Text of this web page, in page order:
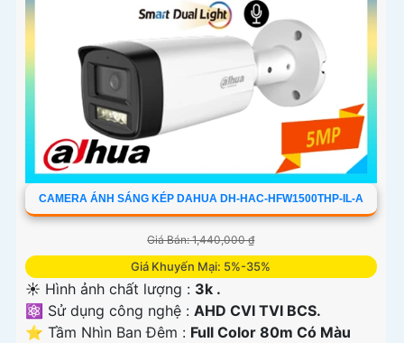
CAMERA ÁNH SÁNG KÉP DAHUA DH-HAC-HFW1500THP-IL-A
Giá Bán: 1,440,000 ₫
Giá Khuyến Mại: 5%-35%
☀️ Hình ảnh chất lượng : 3k .
⚛️ Sử dụng công nghệ : AHD CVI TVI BCS.
⭐ Tầm Nhìn Ban Đêm : Full Color 80m Có Màu